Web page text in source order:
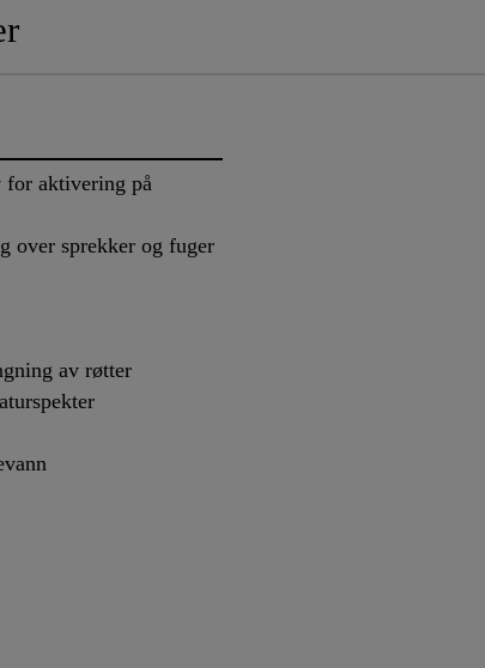
for aktivering på
over sprekker og fuger
av røtter